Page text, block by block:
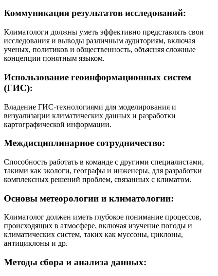
Коммуникация результатов исследований:
Климатологи должны уметь эффективно представлять свои
исследования и выводы различным аудиториям, включая
ученых, политиков и общественность, объясняя сложные
концепции понятным языком.
Использование геоинформационных систем
(ГИС):
Владение ГИС-технологиями для моделирования и
визуализации климатических данных и разработки
картографической информации.
Междисциплинарное сотрудничество:
Способность работать в команде с другими специалистами,
такими как экологи, географы и инженеры, для разработки
комплексных решений проблем, связанных с климатом.
Основы метеорологии и климатологии:
Климатолог должен иметь глубокое понимание процессов,
происходящих в атмосфере, включая изучение погоды и
климатических систем, таких как муссоны, циклоны,
антициклоны и др.
Методы сбора и анализа данных: